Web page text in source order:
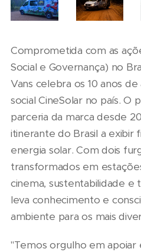
Comprometida com as
Social e Governança) no
Vans celebra os 10 anos
social CineSolar no país. O
parceria da marca desde
itinerante do Brasil a exibir
energia solar. Com dois
transformados em
cinema, sustentabilidade e
leva conhecimento e
ambiente para os mais
"Temos orgulho em apoiar